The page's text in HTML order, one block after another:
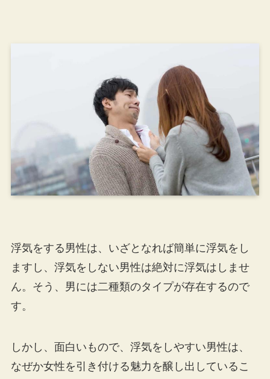
浮気をする男性は、いざとなれば簡単に浮気をし
ますし、浮気をしない男性は絶対に浮気はしませ
ん。そう、男には二種類のタイプが存在するので
す。
しかし、面白いもので、浮気をしやすい男性は、
なぜか女性を引き付ける魅力を醸し出しているこ